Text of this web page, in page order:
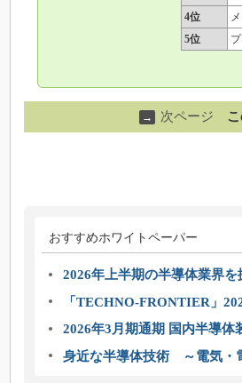
4位
5位
→ 次ページ
おすすめホワイトペーパー
2026年上半期の半導体業界
「TECHNO-FRONTIER」
2026年3月期通期 国内半導体
身近な半導体技術 ～電気・